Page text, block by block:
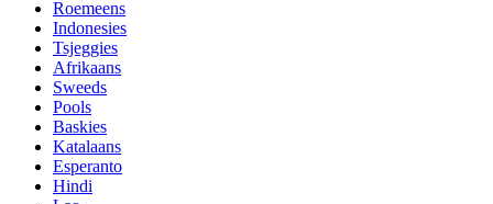
Roemeens
Indonesies
Tsjeggies
Afrikaans
Sweeds
Pools
Baskies
Katalaans
Esperanto
Hindi